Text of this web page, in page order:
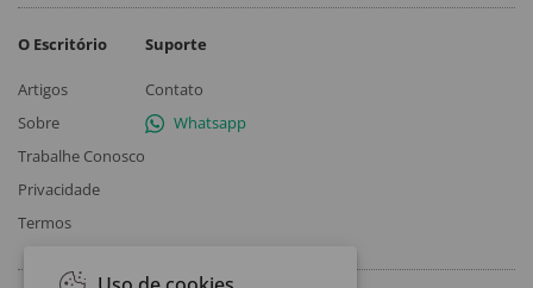
O Escritório
Artigos
Sobre
Trabalhe Conosco
Privacidade
Termos
Suporte
Contato
Whatsapp